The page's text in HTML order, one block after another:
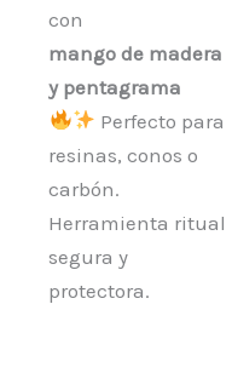
con
mango de madera
y pentagrama
Perfecto para
resinas, conos o
carbón.
Herramienta ritual
segura y
protectora.